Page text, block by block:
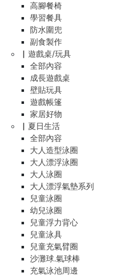
高腳餐椅
學習餐具
防水圍兜
副食製作
▏遊戲桌/玩具
全部內容
成長遊戲桌
壁貼玩具
遊戲帳篷
家居好物
▏夏日生活
全部內容
大人造型泳圈
大人漂浮泳圈
大人泳圈
大人漂浮氣墊系列
兒童泳圈
幼兒泳圈
兒童浮力背心
兒童泳具
兒童充氣臂圈
沙灘球.氣球棒
充氣泳池周邊